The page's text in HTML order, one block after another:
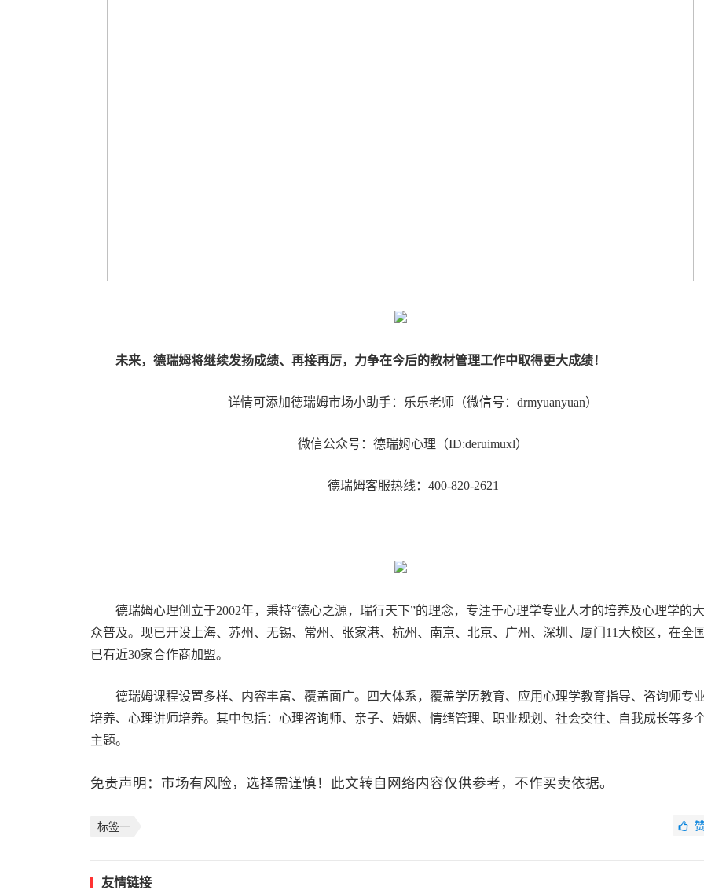
未来，德瑞姆将继续发扬成绩、再接再厉，力争在今后的教材管理工作中取得更大成绩！
详情可添加德瑞姆市场小助手：乐乐老师（微信号：drmyuanyuan）
微信公众号：德瑞姆心理（ID:deruimuxl）
德瑞姆客服热线：400-820-2621
德瑞姆心理创立于2002年，秉持“德心之源，瑞行天下”的理念，专注于心理学专业人才的培养及心理学的大
众普及。现已开设上海、苏州、无锡、常州、张家港、杭州、南京、北京、广州、深圳、厦门11大校区，在全
已有近30家合作商加盟。
德瑞姆课程设置多样、内容丰富、覆盖面广。四大体系，覆盖学历教育、应用心理学教育指导、咨询师专
培养、心理讲师培养。其中包括：心理咨询师、亲子、婚姻、情绪管理、职业规划、社会交往、自我成长等多
主题。
免责声明：市场有风险，选择需谨慎！此文转自网络内容仅供参考，不作买卖依据。
标签一
友情链接